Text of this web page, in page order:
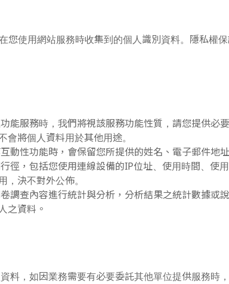
您使用網站服務時收集到的個人識別資料。隱私權
能服務時，我們將視該服務功能性質，請您提供必
將個人資料用於其他用途。
動性功能時，會保留您所提供的姓名、電子郵件地
徑，包括您使用連線設備的IP位址、使用時間、使
決不對外公佈。
調查內容進行統計與分析，分析結果之統計數據或
之資料。
料，如因業務需要有必要委託其他單位提供服務時